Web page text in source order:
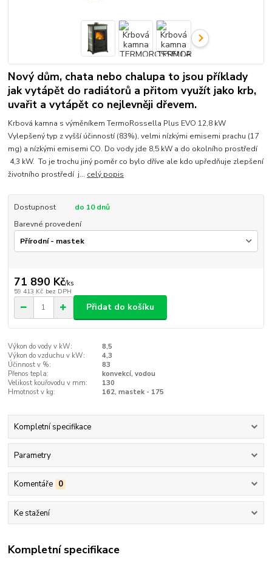
Nový dům, chata nebo chalupa to jsou příklady
jak vytápět do radiátorů a přitom využít jako krb,
uvařit a vytápět co nejlevněji dřevem.
Krbová kamna s výměníkem TermoRossella Plus EVO 12,8 kW
Vylepšený typ z vyšší účinností (83%), velmi nízkými emisemi prachu (17
mg) a nízkými emisemi CO. Do vody jde 8,5 kW a do okolního prostředí
4,3 kW. To je trochu jiný poměr co bylo dříve ale kdo upředňuje zlepšení
životního prostředí j... celý popis
Dostupnost
do 10 dnů
Barevné provedení
71 890 Kč/ks
59 413 Kč bez DPH
Přidat do košíku
Výkon do vody v kW:
8,5
Výkon do vzduchu v kW:
4,3
Účinnost v %:
83
Přenos tepla:
konvekcí, vodou
Velikost kouřovodu v mm:
130
Hmotnost v kg:
162, mastek - 175
Kompletní specifikace
Parametry
Komentáře 0
Ke stažení
Kompletní specifikace